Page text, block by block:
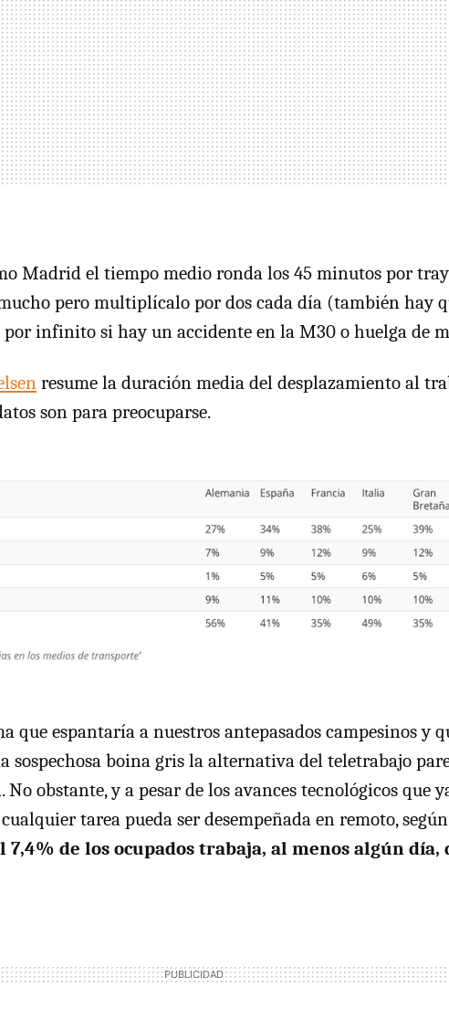
Madrid el tiempo medio ronda los 45 minutos por
pero multiplícalo por dos cada día (también hay
por infinito si hay un accidente en la M30 o huelga de
resume la duración media del desplazamiento al
son para preocuparse.
que espantaría a nuestros antepasados campesinos y
sospechosa boina gris la alternativa del teletrabajo
No obstante, y a pesar de los avances tecnológicos que
tarea pueda ser desempeñada en remoto, según
7,4% de los ocupados trabaja, al menos algún día,